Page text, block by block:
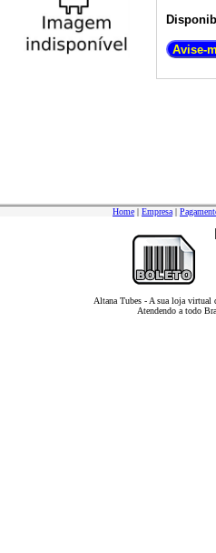
Home | Empresa |
Altana Tubes - A sua loja virtual
Atendendo a todo